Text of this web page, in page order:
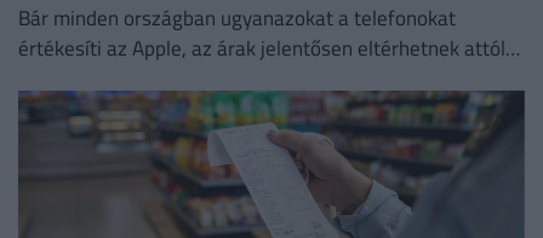
Bár minden országban ugyanazokat a telefonokat
értékesíti az Apple, az árak jelentősen eltérhetnek attól